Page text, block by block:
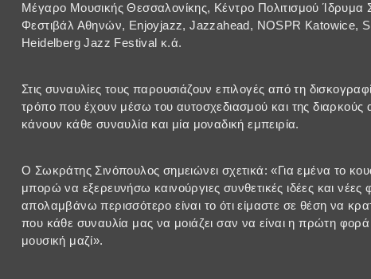
Μέγαρο Μουσικής Θεσσαλονίκης, Κέντρο Πολιτισμού Ίδρυμα
Φεστιβάλ Αθηνών, Enjoyjazz, Jazzahead, NOSPR Katowice,
Heidelberg Jazz Festival κ.ά.
Στις συναυλίες τους παρουσιάζουν επιλογές από τη
τρόπο που έχουν μέσω του αυτοσχεδιασμού και της
κάνουν κάθε συναυλία και μία μοναδική εμπειρία.
Ο Σωκράτης Σινόπουλος σημειώνει σχετικά: «Για εμένα το
μπορώ να εξερευνήσω καινούργιες συνθετικές ιδέες και
απολαμβάνω περισσότερο είναι το ότι είμαστε σε θέση να
που κάθε συναυλία μας να μοιάζει σαν να είναι η πρώτη
μουσική μαζί».